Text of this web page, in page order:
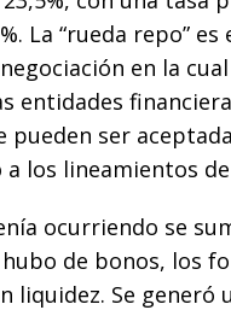
La “rueda repo”
en la
entidades
pueden ser
a los lineamientos
ocurriendo se
de bonos, los
liquidez. Se generó